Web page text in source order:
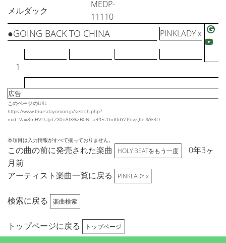
メルダック
MEDP-
11110
1
●GOING BACK TO CHINA PINKLADY x
広告:
このページのURL
https://www.thursdayonion.jp/search.php?
mid=Vax8mHVUaJpTZX0o8fX%2B0NLaePGs16d0dYZPdvjQbUk%3D
本項目は入力情報がすべて揃っておりません。
この曲の前に発売された楽曲 HOLY BEATをもう一度
0年3ヶ
月前
アーティスト楽曲一覧に戻る
PINKLADY x
検索に戻る 楽曲検索
トップページに戻る トップページ